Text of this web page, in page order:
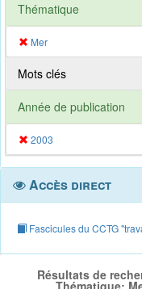
Thématique
Mer
Mots clés
Année de publication
2003
Accès direct
Fascicules du CCTG
Résultats de
Thématique: